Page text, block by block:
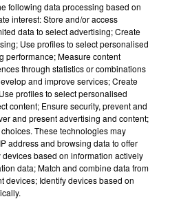
: LES 5 RÉFLEXES À
POUR ÉVITER
CET ÉTÉ...
SOLAIRE DU 12 AOÛT : LA
LES LUNETTES DE...
following data processing based on
interest: Store and/or access
data to select advertising; Create
Use profiles to select personalised
performance; Measure content
through statistics or combinations
and improve services; Create
profiles to select personalised
content; Ensure security, prevent and
and present advertising and content;
These technologies may
address and browsing data to offer
based on information actively
data; Match and combine data from
devices; Identify devices based on